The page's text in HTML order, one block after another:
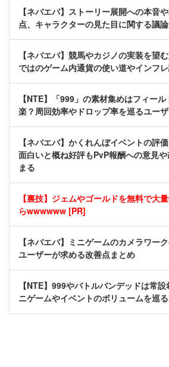
【ネバエバ】ストーリー展開への本音
点、キャラクターの見た目に関する議
【ネバエバ】競馬やカジノの実装を望
ではのゲーム内通貨の使い道やインフ
【NTE】「999」の素材集めはフィー
楽？周回効率やドロップ率を巡るユー
【ネバエバ】かくれんぼイベントの評
面白いと概ね好評もPvP報酬への意見
まる
【裏技】ジェムやゴールドを無料で大
らwwwwww [PR]
【ネバエバ】ミニゲームのカメラワー
ユーザーが求める改善点まとめ
【NTE】999やバトルバンデッドは常
ニゲームやイベントのボリュームを巡